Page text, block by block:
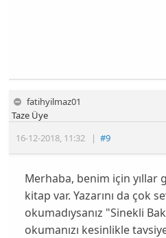
fatihyilmaz01
16-12-2018, 11:32 |#9
Taze Üye
Merhaba, benim için yıllar
kitap var. Yazarını da çok
okumadıysanız "Sinekli
okumanızı kesinlikle